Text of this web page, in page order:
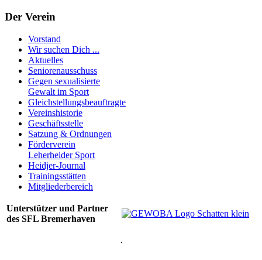
Der Verein
Vorstand
Wir suchen Dich ...
Aktuelles
Seniorenausschuss
Gegen sexualisierte
Gewalt im Sport
Gleichstellungsbeauftragte
Vereinshistorie
Geschäftsstelle
Satzung & Ordnungen
Förderverein
Leherheider Sport
Heidjer-Journal
Trainingsstätten
Mitgliederbereich
Unterstützer und Partner
des SFL Bremerhaven